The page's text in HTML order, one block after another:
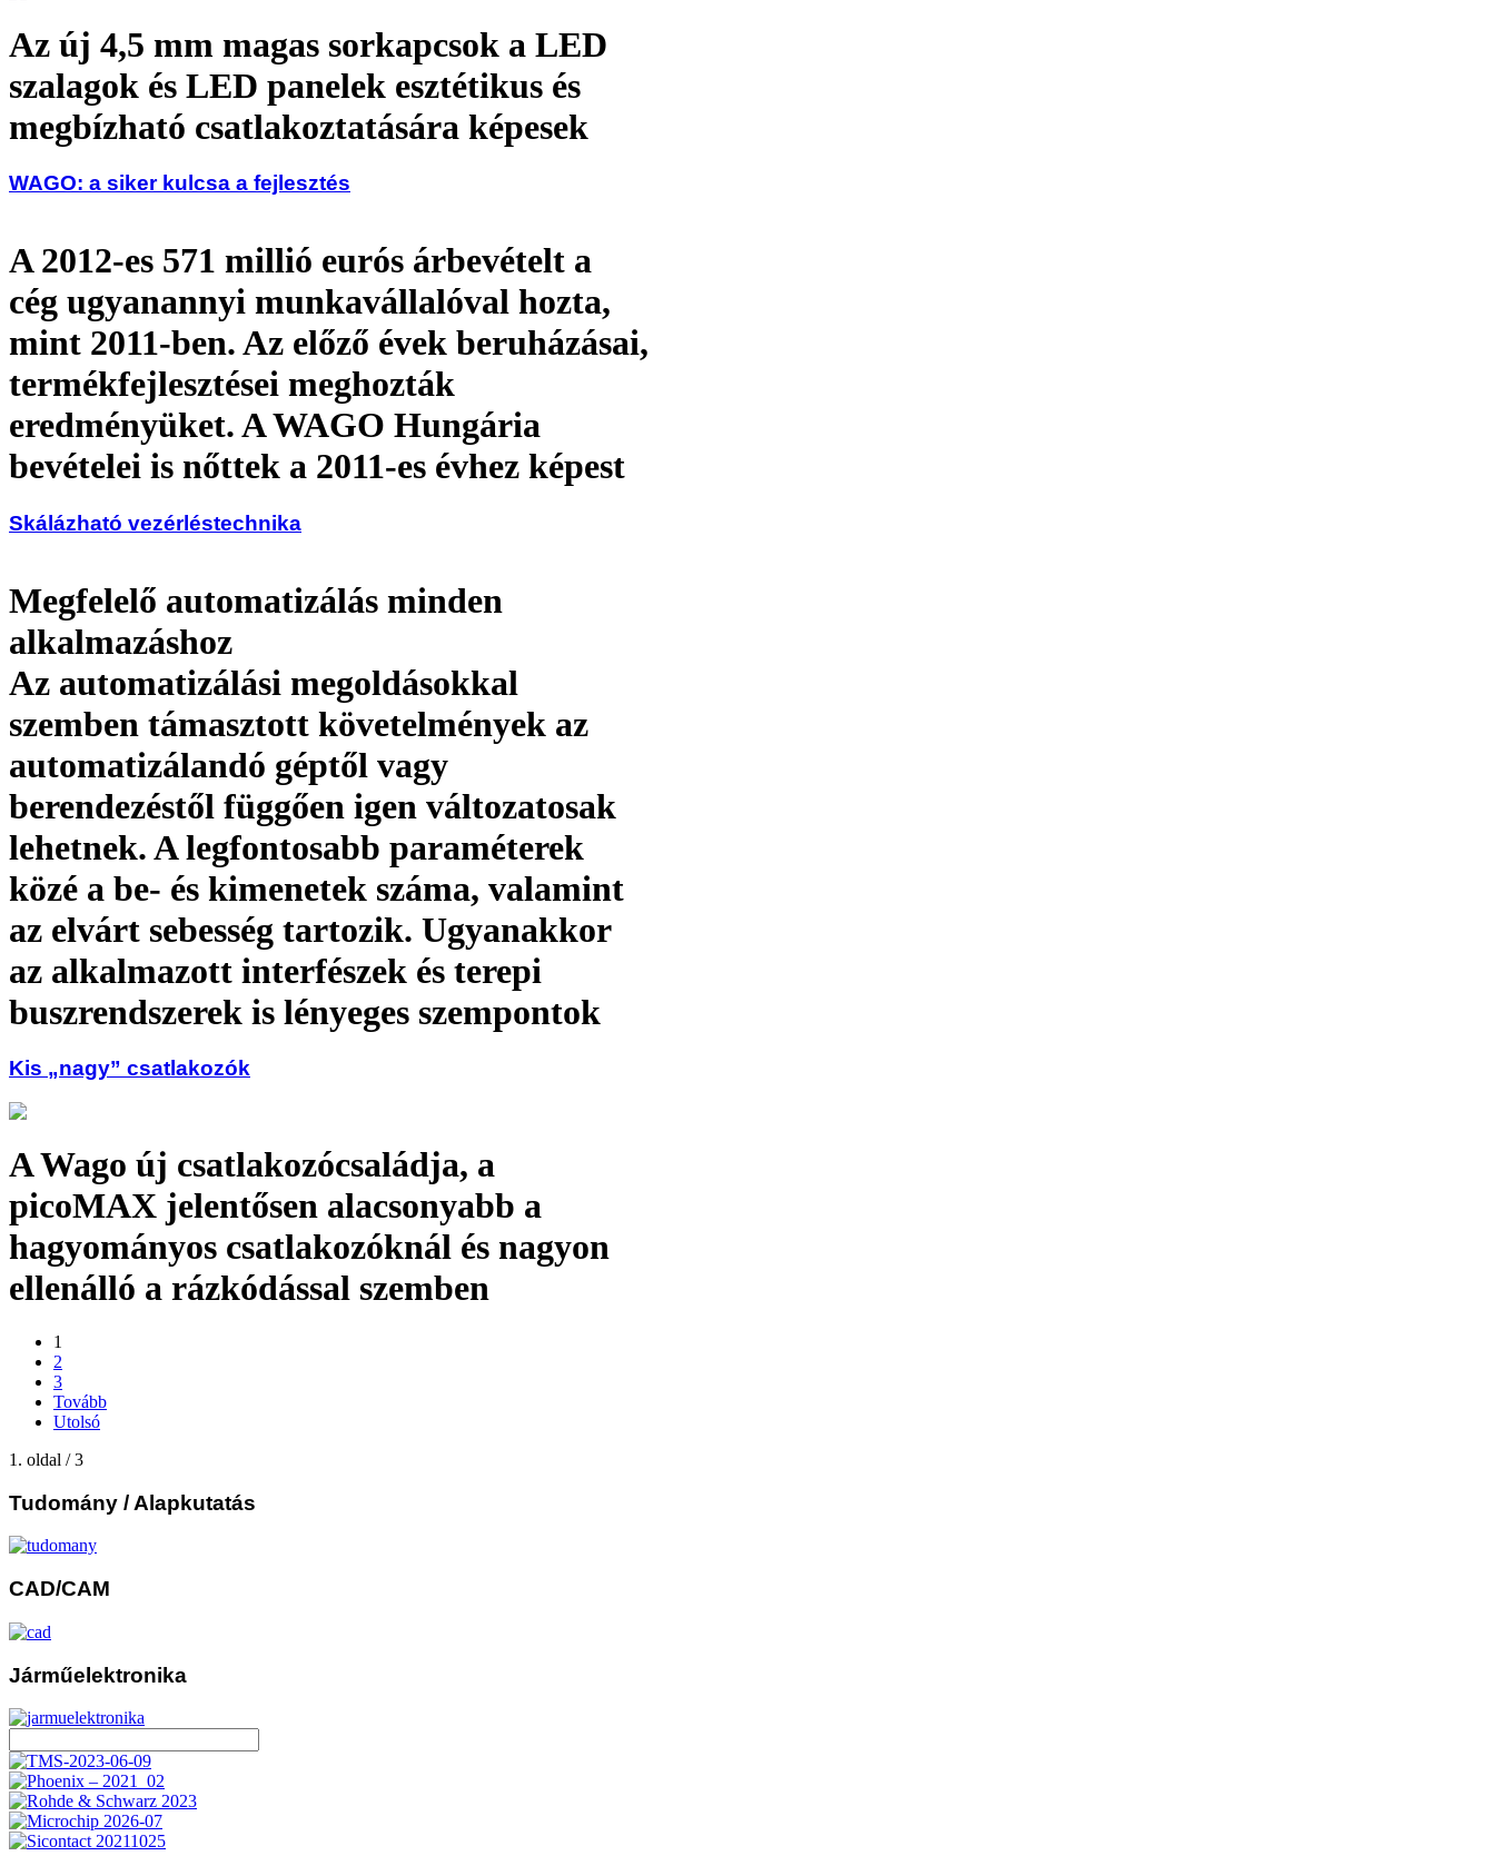
Az új 4,5 mm magas sorkapcsok a LED
szalagok és LED panelek esztétikus és
megbízható csatlakoztatására képesek
WAGO: a siker kulcsa a fejlesztés
A 2012-es 571 millió eurós árbevételt a
cég ugyanannyi munkavállalóval hozta,
mint 2011-ben. Az előző évek beruházásai,
termékfejlesztései meghozták
eredményüket. A WAGO Hungária
bevételei is nőttek a 2011-es évhez képest
Skálázható vezérléstechnika
Megfelelő automatizálás minden
alkalmazáshoz
Az automatizálási megoldásokkal
szemben támasztott követelmények az
automatizálandó géptől vagy
berendezéstől függően igen változatosak
lehetnek. A legfontosabb paraméterek
közé a be- és kimenetek száma, valamint
az elvárt sebesség tartozik. Ugyanakkor
az alkalmazott interfészek és terepi
buszrendszerek is lényeges szempontok
Kis „nagy” csatlakozók
A Wago új csatlakozócsaládja, a
picoMAX jelentősen alacsonyabb a
hagyományos csatlakozóknál és nagyon
ellenálló a rázkódással szemben
1
2
3
Tovább
Utolsó
1. oldal / 3
Tudomány / Alapkutatás
CAD/CAM
Járműelektronika